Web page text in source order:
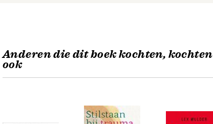
Anderen die dit boek kochten, kochten
ook